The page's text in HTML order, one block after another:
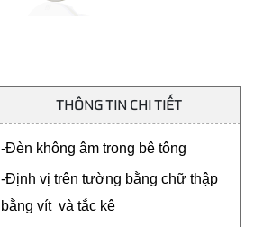
THÔNG TIN CHI TIẾT
-Đèn không âm trong bê tông
-Định vị trên tường bằng chữ thập
bằng vít và tắc kê